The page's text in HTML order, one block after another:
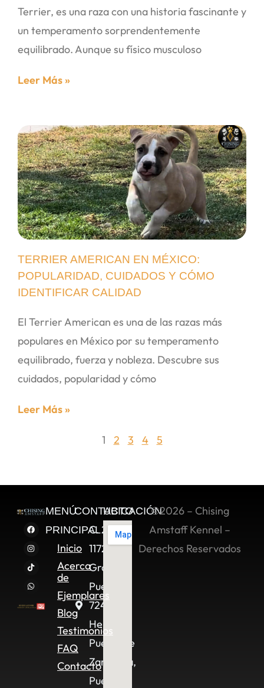
Terrier, es una raza con una historia fascinante y
un temperamento sorprendentemente
equilibrado. Aunque su físico musculoso
Leer Más »
TERRIER AMERICAN EN MÉXICO:
POPULARIDAD, CUIDADOS Y CÓMO
IDENTIFICAR CALIDAD
El Terrier American es una de las razas más
populares en México por su temperamento
equilibrado, fuerza y nobleza. Descubre sus
cuidados, popularidad y cómo
Leer Más »
1 2 3 4 5
MENÚ
PRINCIPAL
Inicio
Acerca
de
Ejemplares
Blog
Testimonios
FAQ
Contacto
CONTACTO
C. 2 Sur
11722,
Granjas
Puebla,
72490
Heroica
Puebla de
Zaragoza,
Pue.
UBICACIÓN©2026 – Chising
Amstaff Kennel –
Derechos Reservados